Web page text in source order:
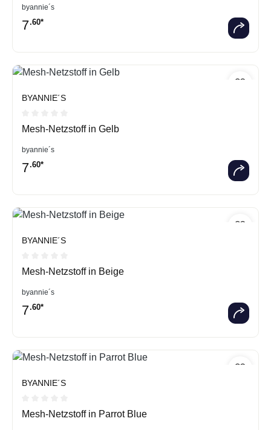
byannie´s
7.60*
BYANNIE´S
Durchschnittliche Bewertung von 0 von 5 Sternen
Mesh-Netzstoff in Gelb
byannie´s
7.60*
BYANNIE´S
Durchschnittliche Bewertung von 0 von 5 Sternen
Mesh-Netzstoff in Beige
byannie´s
7.60*
BYANNIE´S
Durchschnittliche Bewertung von 0 von 5 Sternen
Mesh-Netzstoff in Parrot Blue